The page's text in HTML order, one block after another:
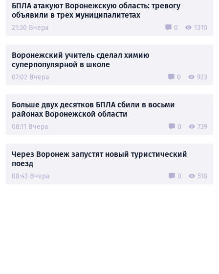
БПЛА атакуют Воронежскую область: тревогу
объявили в трех муниципалитетах
21:30 Вчера 0 1310
Воронежский учитель сделал химию
суперпопулярной в школе
07:02 Вчера 0 923
Больше двух десятков БПЛА сбили в восьми
районах Воронежской области
08:11 Вчера 0 739
Через Воронеж запустят новый туристический
поезд
08:43 Вчера 0 518